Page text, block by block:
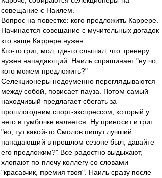
совещание с Наилем.
Вопрос на повестке: кого предложить Каррере.
Начинается совещание с мучительных догадок
кто ваще Каррере нужен.
Кто-то грит, мол, где-то слышал, что тренеру
нужен нападающий. Наиль спрашивает "ну чо,
кого можем предложить?"
Селекционеры недоуменно переглядываются
между собой, повисает пауза. Потом самый
находчивый предлагает сбегать за
прошлогодним спорт-экспрессом, который у
него в тумбочке валяется. Ну приносит и грит
"во, тут какой-то Смолов пишут лучший
нападающий в прошлом сезоне был, давайте
его предложим?" Все радостно выдыхают,
хлопают по плечу коллегу со словами
"красавчик, премия твоя". Наиль сразу после